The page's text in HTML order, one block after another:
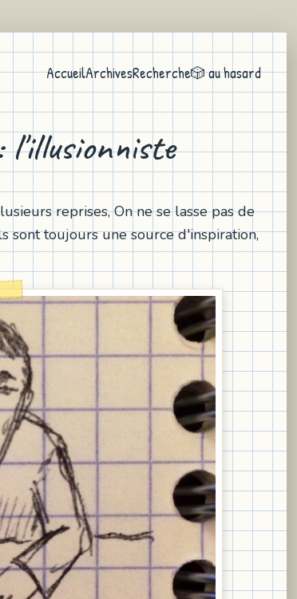
AccueilArchivesRecherche🎲 au hasard
l'illusionniste
reprises, On ne se lasse pas de
sont toujours une source d'inspiration,